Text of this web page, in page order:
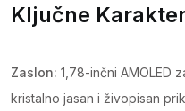
Ključne
Zaslon: 1,78-inčni AMOLED
kristalno jasan i živopisan